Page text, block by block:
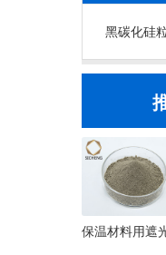
黑碳化硅
保温材料用遮